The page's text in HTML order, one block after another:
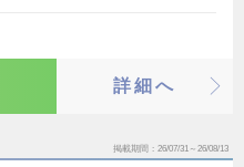
詳細へ
掲載期間 26/07/31～26/08/13